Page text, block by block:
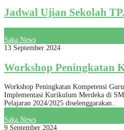
Jadwal Ujian Sekolah
Saka News
13 September 2024
Workshop Peningkatan
Workshop Peningkatan Kompetensi
Implementasi Kurikulum Merdeka di
Pelajaran 2024/2025 diselenggarakan..
Saka News
9 September 2024